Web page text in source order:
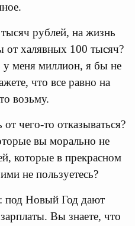
рублей, на жизнь
от халявных 100 тысяч?
меня миллион, я бы не
что все равно на
возьму.
чего-то отказываться?
вы морально не
которые в прекрасном
не пользуетесь?
под Новый Год дают
Вы знаете, что